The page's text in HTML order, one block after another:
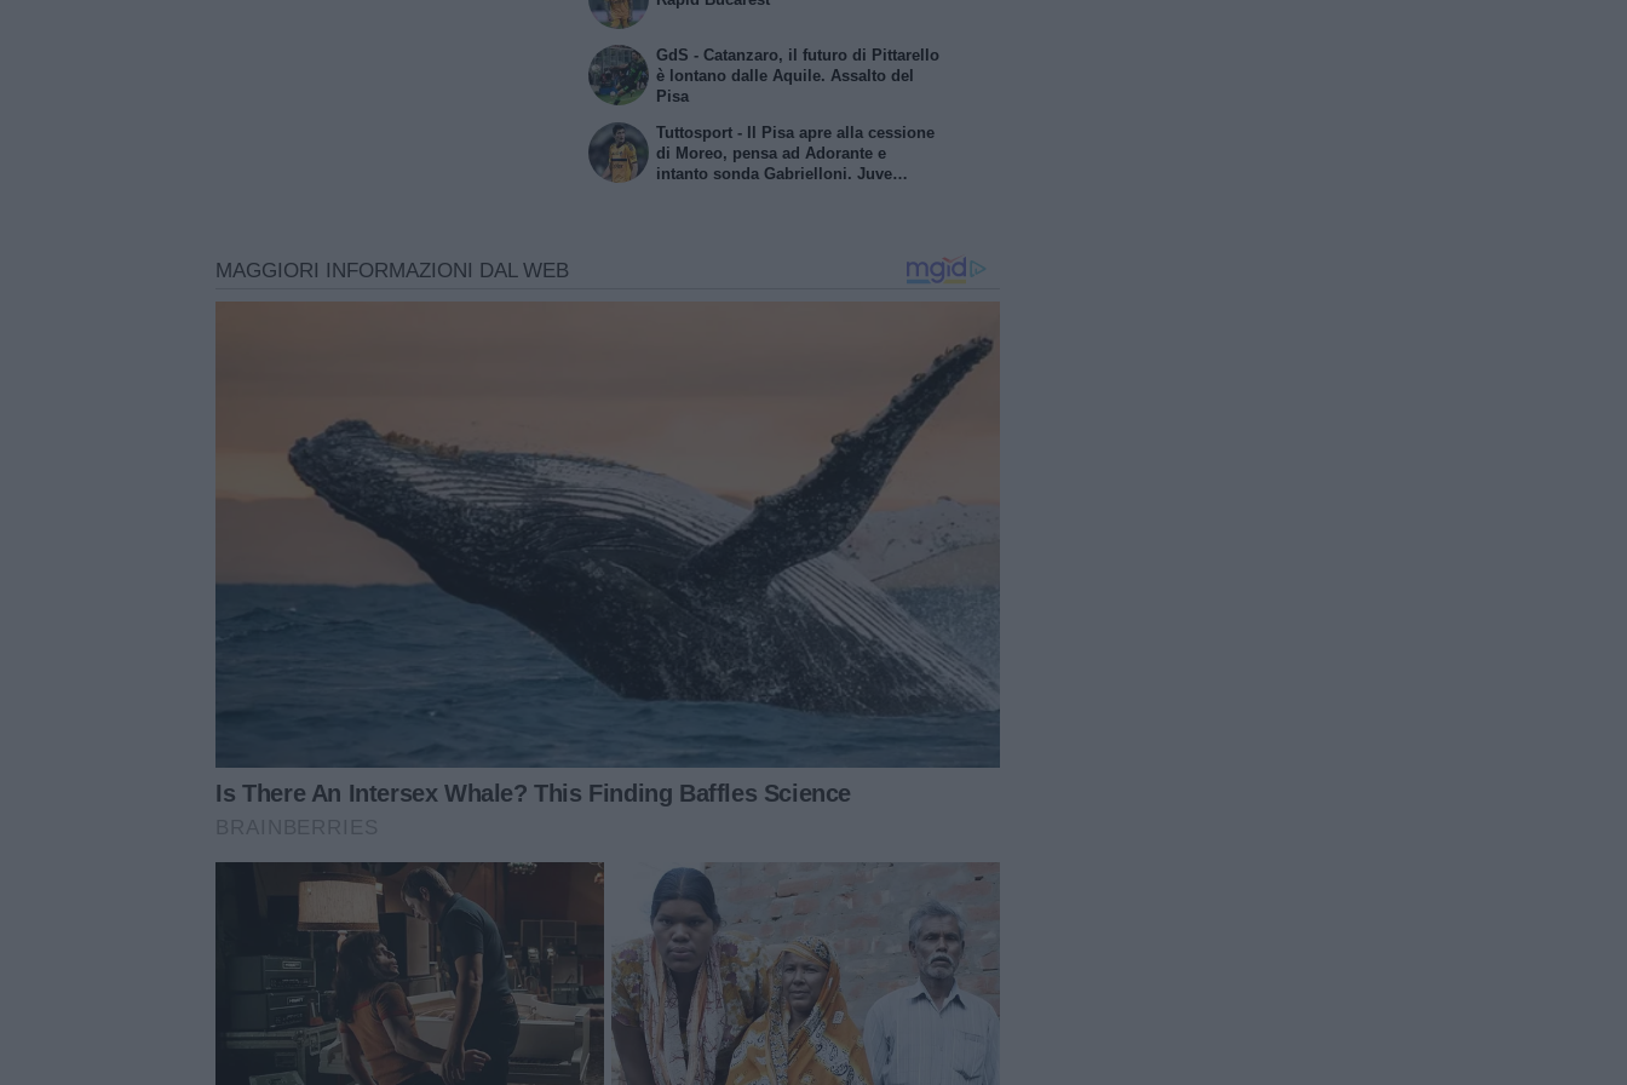
GdS - Catanzaro, il futuro di Pittarello
è lontano dalle Aquile. Assalto del
Pisa
Tuttosport - Il Pisa apre alla cessione
di Moreo, pensa ad Adorante e
intanto sonda Gabrielloni. Juve